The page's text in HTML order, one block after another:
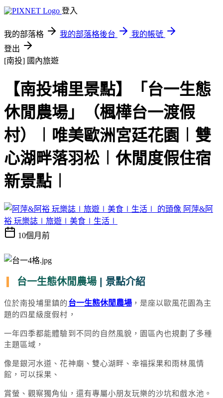
登入
我的部落格 我的部落格後台
我的帳號
登出
[南投] 國內旅遊
【南投埔里景點】「台一生態
休閒農場」（楓樺台一渡假
村）︱唯美歐洲宮廷花園︱雙
心湖畔落羽松︱休閒度假住宿
新景點︱
阿萍&阿
裕 玩樂誌∣旅遊∣美食∣生活∣
10個月前
台一生態休閒農場 | 景點介紹
位於南投埔里鎮的台一生態休閒農場，是座以歐風花園為主
題的四星級度假村，
一年四季都能體驗到不同的自然風貌， 園區內也規劃了多種
主題區域，
像是銀河水道、花神廟、雙心湖畔、幸福採果和雨林風情
館，可以採果、
賞螢、觀察獨角仙，還有專屬小朋友玩樂的沙坑和戲水池。